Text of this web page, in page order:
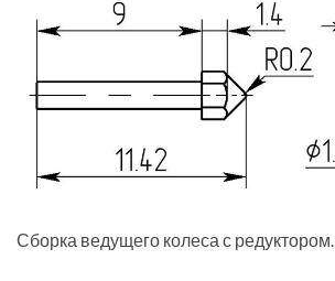
Сборка ведущего колеса с редуктором.